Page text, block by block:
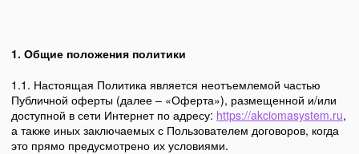
1. Общие положения политики
1.1. Настоящая Политика является неотъемлемой частью
Публичной оферты (далее – «Оферта»), размещенной и/или
доступной в сети Интернет по адресу: https://akciomasystem.ru,
а также иных заключаемых с Пользователем договоров, когда
это прямо предусмотрено их условиями.